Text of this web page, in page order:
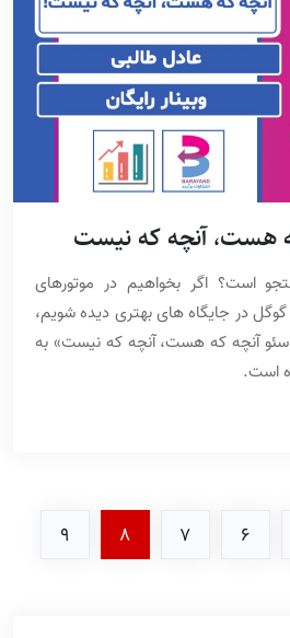
که هست، آنچه که نیست
است؟ اگر بخواهیم در موتورهای
در جایگاه های بهتری دیده شویم،
«سئو آنچه که هست، آنچه که نیست» به
است.
6
7
8
9